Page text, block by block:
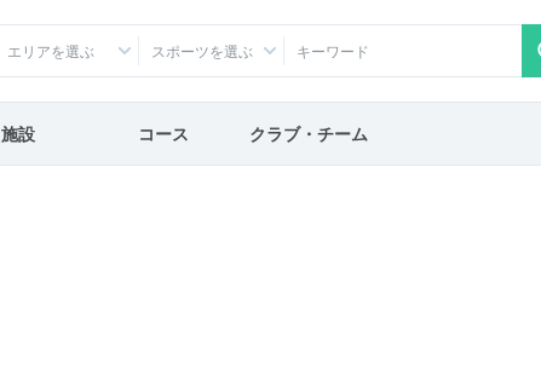
エリアを選ぶ スポーツを選ぶ
施設 コース クラブ・チーム